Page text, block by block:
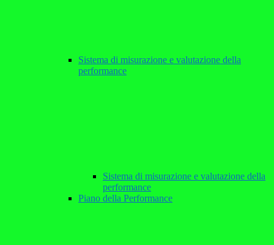
Sistema di misurazione e valutazione della
performance
Sistema di misurazione e valutazione della
performance
Piano della Performance